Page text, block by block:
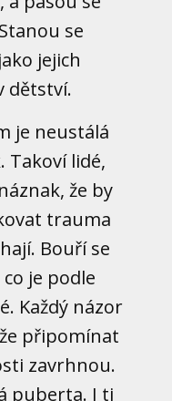
se
jejich
dětství.
je neustálá
Takoví lidé,
že by
trauma
Bouří se
je podle
Každý názor
připomínat
zavrhnou.
puberta. I ti